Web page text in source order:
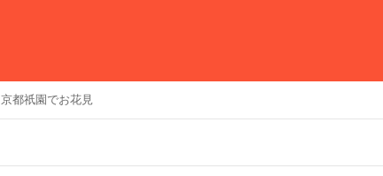
京都祇園でお花見